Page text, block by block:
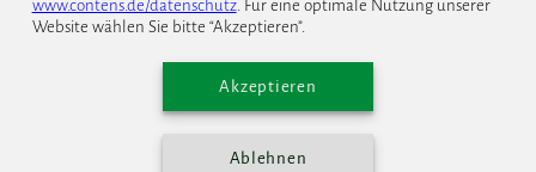
Cookie Einstellungen
English
www.contens.de/datenschutz. Für eine optimale Nutzung unserer
Website wählen Sie bitte “Akzeptieren”.
Akzeptieren
Ablehnen